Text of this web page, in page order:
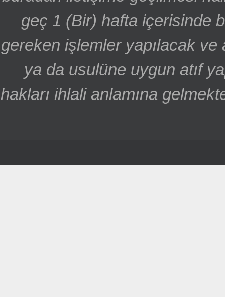
geç 1 (Bir) hafta içerisinde
gereken işlemler yapılacak ve
ya da usulüne uygun atıf
hakları ihlali anlamına